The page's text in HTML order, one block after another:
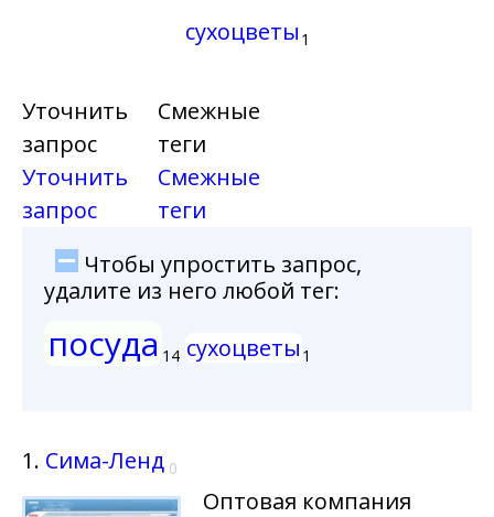
сухоцветы 1
Уточнить
запрос
Уточнить
запрос
Смежные
теги
Смежные
теги
Чтобы упростить запрос,
удалите из него любой тег:
посуда 14 сухоцветы 1
1. Сима-Ленд 0
Оптовая компания